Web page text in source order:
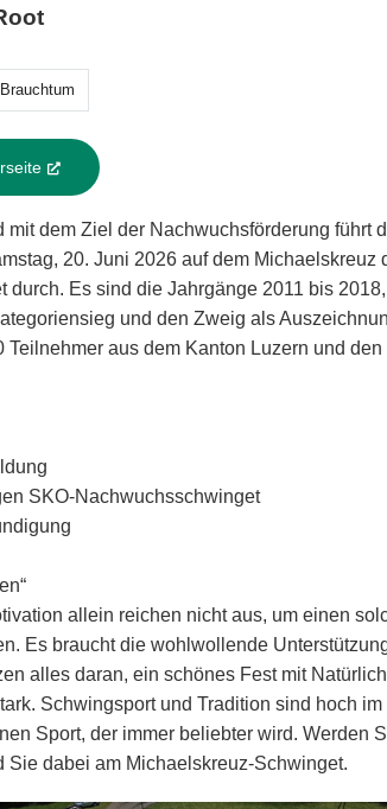
Brauchtum
(External Link)
mit dem Ziel der Nachwuchsförderung führt
20. Juni 2026 auf dem Michaelskreuz
durch. Es sind die Jahrgänge 2011 bis
und den Zweig als
Teilnehmer aus dem Kanton Luzern und
SKO-Nachwuchsschwinget
allein reichen nicht aus, um einen
Es braucht die wohlwollende
alles daran, ein schönes Fest mit
Schwingsport und Tradition sind hoch
Sport, der immer beliebter wird. Werden
Sie dabei am Michaelskreuz-Schwinget.